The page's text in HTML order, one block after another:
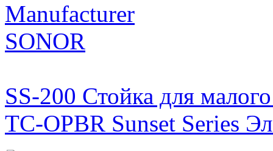
Manufacturer
SONOR
SS-200 Стойка для
TC-OPBR Sunset Series